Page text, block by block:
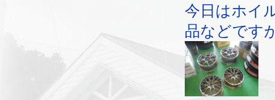
今日はホイ
品などです